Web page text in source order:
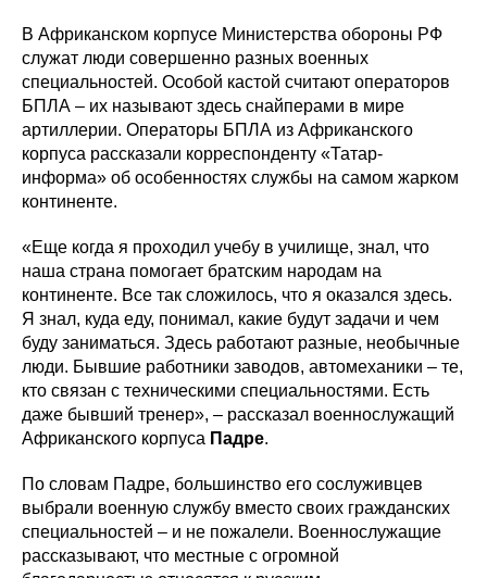
В Африканском корпусе Министерства обороны РФ
служат люди совершенно разных военных
специальностей. Особой кастой считают операторов
БПЛА – их называют здесь снайперами в мире
артиллерии. Операторы БПЛА из Африканского
корпуса рассказали корреспонденту «Татар-
информа» об особенностях службы на самом жарком
континенте.
«Еще когда я проходил учебу в училище, знал, что
наша страна помогает братским народам на
континенте. Все так сложилось, что я оказался здесь.
Я знал, куда еду, понимал, какие будут задачи и чем
буду заниматься. Здесь работают разные, необычные
люди. Бывшие работники заводов, автомеханики – те,
кто связан с техническими специальностями. Есть
даже бывший тренер», – рассказал военнослужащий
Африканского корпуса Падре.
По словам Падре, большинство его сослуживцев
выбрали военную службу вместо своих гражданских
специальностей – и не пожалели. Военнослужащие
рассказывают, что местные с огромной